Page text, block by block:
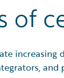
of
increasing